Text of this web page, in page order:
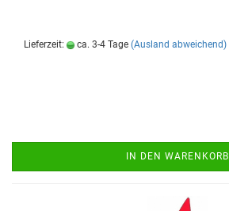
Lieferzeit: ca. 3-4 Tage (Ausland abweichend)
IN DEN WARENKORB